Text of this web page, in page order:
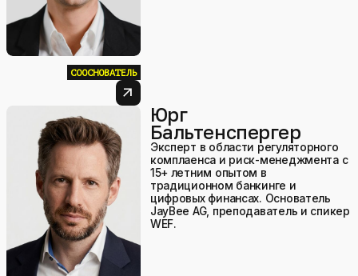
СООСНОВАТЕЛЬ
arrow_outward
Юрг
Бальтенспергер
Эксперт в области регуляторного
комплаенса и риск-менеджмента с
15+ летним опытом в
традиционном банкинге и
цифровых финансах. Основатель
JayBee AG, преподаватель и спикер
WEF.